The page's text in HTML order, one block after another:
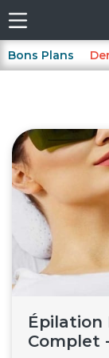
Bons Plans
Épilation
Complet